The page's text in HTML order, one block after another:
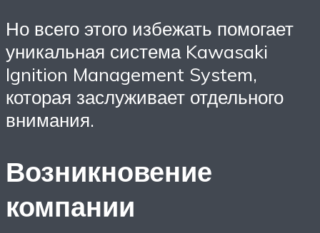
Но всего этого избежать помогает
уникальная система Kawasaki
Ignition Management System,
которая заслуживает отдельного
внимания.
Возникновение
компании